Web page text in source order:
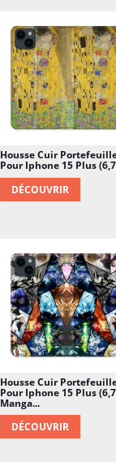
Housse Cuir
Pour Iphone 15 Plus
DÉCOUVRIR
Housse Cuir
Pour Iphone 15 Plus
Manga...
DÉCOUVRIR